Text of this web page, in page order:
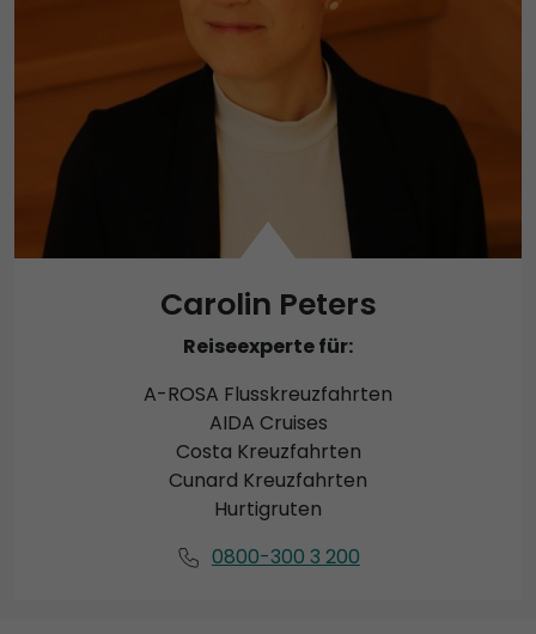
Carolin Peters
Reiseexperte für:
A-ROSA Flusskreuzfahrten
AIDA Cruises
Costa Kreuzfahrten
Cunard Kreuzfahrten
Hurtigruten
0800-300 3 200